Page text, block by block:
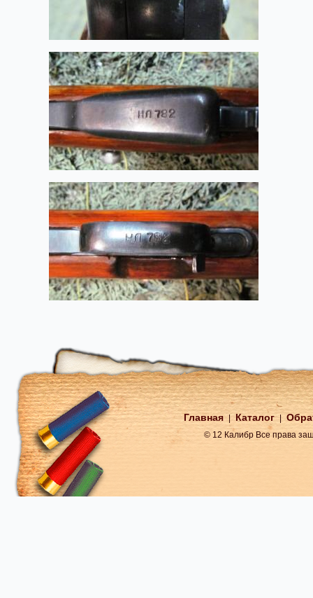
Главная Каталог
© 12 Калибр Все права